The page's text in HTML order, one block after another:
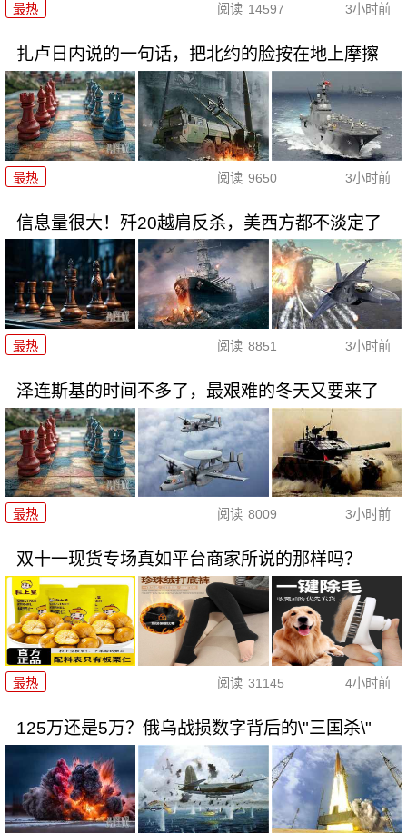
最热 阅读 14597 3小时前
扎卢日内说的一句话，把北约的脸按在地上摩擦
最热 阅读 9650 3小时前
信息量很大！歼20越肩反杀，美西方都不淡定了
最热 阅读 8851 3小时前
泽连斯基的时间不多了，最艰难的冬天又要来了
最热 阅读 8009 3小时前
双十一现货专场真如平台商家所说的那样吗？
最热 阅读 31145 4小时前
125万还是5万？俄乌战损数字背后的\"三国杀\"